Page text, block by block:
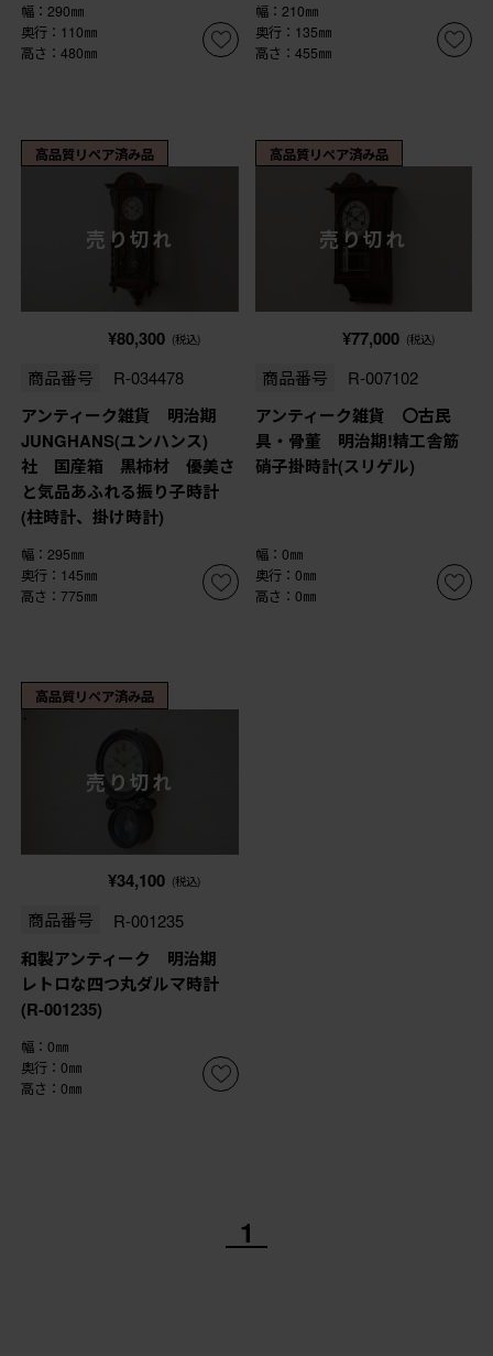
幅：290㎜
奥行：110㎜
高さ：480㎜
幅：210㎜
奥行：135㎜
高さ：455㎜
高品質リペア済み品
売り切れ
¥80,300 (税込)
商品番号 R-034478
アンティーク雑貨 明治期
JUNGHANS(ユンハンス)
社 国産箱 黒柿材 優美さ
と気品あふれる振り子時計
(柱時計、掛け時計)
幅：295㎜
奥行：145㎜
高さ：775㎜
高品質リペア済み品
売り切れ
¥77,000 (税込)
商品番号 R-007102
アンティーク雑貨 〇古民
具・骨董 明治期!精工舎筋
硝子掛時計(スリゲル)
幅：0㎜
奥行：0㎜
高さ：0㎜
高品質リペア済み品
売り切れ
¥34,100 (税込)
商品番号 R-001235
和製アンティーク 明治期
レトロな四つ丸ダルマ時計
(R-001235)
幅：0㎜
奥行：0㎜
高さ：0㎜
1